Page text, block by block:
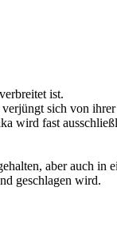
ist.
sich von
wird fast
aber auch in
geschlagen wird.